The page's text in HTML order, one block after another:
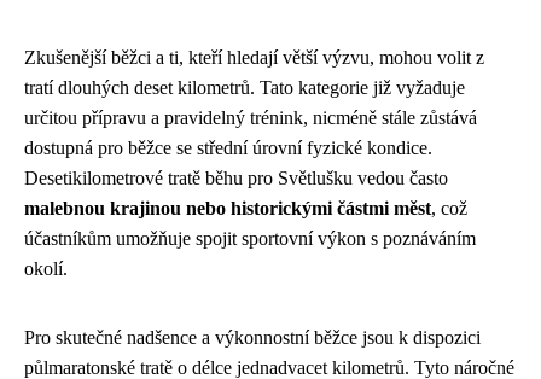
Zkušenější běžci a ti, kteří hledají větší výzvu, mohou volit z
tratí dlouhých deset kilometrů. Tato kategorie již vyžaduje
určitou přípravu a pravidelný trénink, nicméně stále zůstává
dostupná pro běžce se střední úrovní fyzické kondice.
Desetikilometrové tratě běhu pro Světlušku vedou často
malebnou krajinou nebo historickými částmi měst, což
účastníkům umožňuje spojit sportovní výkon s poznáváním
okolí.
Pro skutečné nadšence a výkonnostní běžce jsou k dispozici
půlmaratonské tratě o délce jednadvacet kilometrů. Tyto náročné